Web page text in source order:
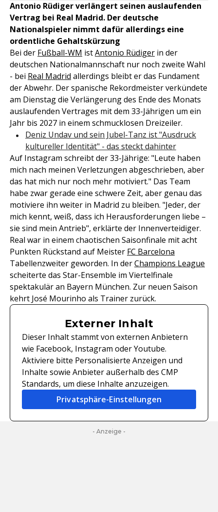
Antonio Rüdiger verlängert seinen auslaufenden
Vertrag bei Real Madrid. Der deutsche
Nationalspieler nimmt dafür allerdings eine
ordentliche Gehaltskürzung
Bei der Fußball-WM istAntonio Rüdiger in der
deutschen Nationalmannschaft nur noch zweite Wahl
- bei Real Madrid allerdings bleibt er das Fundament
der Abwehr. Der spanische Rekordmeister verkündete
am Dienstag die Verlängerung des Ende des Monats
auslaufenden Vertrages mit dem 33-Jährigen um ein
Jahr bis 2027 in einem schmucklosen Dreizeiler.
Deniz Undav und sein Jubel-Tanz ist "Ausdruck
kultureller Identität" - das steckt dahinter
Auf Instagram schreibt der 33-Jährige: "Leute haben
mich nach meinen Verletzungen abgeschrieben, aber
das hat mich nur noch mehr motiviert." Das Team
habe zwar gerade eine schwere Zeit, aber genau das
motiviere ihn weiter in Madrid zu bleiben. "Jeder, der
mich kennt, weiß, dass ich Herausforderungen liebe –
sie sind mein Antrieb", erklärte der Innenverteidiger.
Real war in einem chaotischen Saisonfinale mit acht
Punkten Rückstand auf Meister FC Barcelona
Tabellenzweiter geworden. In derChampions League
scheiterte das Star-Ensemble im Viertelfinale
spektakulär an Bayern München. Zur neuen Saison
kehrt José Mourinho als Trainer zurück.
Externer Inhalt
Dieser Inhalt stammt von externen Anbietern
wie Facebook, Instagram oder Youtube.
Aktiviere bitte Personalisierte Anzeigen und
Inhalte sowie Anbieter außerhalb des CMP
Standards, um diese Inhalte anzuzeigen.
Privatsphäre-Einstellungen
- Anzeige -